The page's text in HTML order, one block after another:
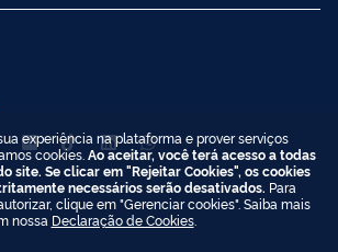
experiência na plataforma e prover serviços
cookies. Ao aceitar, você terá acesso a todas
site. Se clicar em "Rejeitar Cookies", os cookies
necessários serão desativados. Para
clique em "Gerenciar cookies". Saiba mais
nossa Declaração de Cookies.